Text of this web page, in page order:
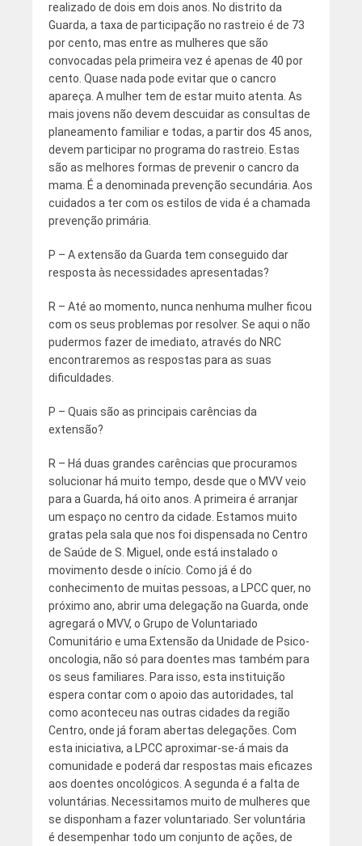
realizado de dois em dois anos. No distrito da
Guarda, a taxa de participação no rastreio é de 73
por cento, mas entre as mulheres que são
convocadas pela primeira vez é apenas de 40 por
cento. Quase nada pode evitar que o cancro
apareça. A mulher tem de estar muito atenta. As
mais jovens não devem descuidar as consultas de
planeamento familiar e todas, a partir dos 45 anos,
devem participar no programa do rastreio. Estas
são as melhores formas de prevenir o cancro da
mama. É a denominada prevenção secundária. Aos
cuidados a ter com os estilos de vida é a chamada
prevenção primária.
P – A extensão da Guarda tem conseguido dar
resposta às necessidades apresentadas?
R – Até ao momento, nunca nenhuma mulher ficou
com os seus problemas por resolver. Se aqui o não
pudermos fazer de imediato, através do NRC
encontraremos as respostas para as suas
dificuldades.
P – Quais são as principais carências da
extensão?
R – Há duas grandes carências que procuramos
solucionar há muito tempo, desde que o MVV veio
para a Guarda, há oito anos. A primeira é arranjar
um espaço no centro da cidade. Estamos muito
gratas pela sala que nos foi dispensada no Centro
de Saúde de S. Miguel, onde está instalado o
movimento desde o início. Como já é do
conhecimento de muitas pessoas, a LPCC quer, no
próximo ano, abrir uma delegação na Guarda, onde
agregará o MVV, o Grupo de Voluntariado
Comunitário e uma Extensão da Unidade de Psico-
oncologia, não só para doentes mas também para
os seus familiares. Para isso, esta instituição
espera contar com o apoio das autoridades, tal
como aconteceu nas outras cidades da região
Centro, onde já foram abertas delegações. Com
esta iniciativa, a LPCC aproximar-se-á mais da
comunidade e poderá dar respostas mais eficazes
aos doentes oncológicos. A segunda é a falta de
voluntárias. Necessitamos muito de mulheres que
se disponham a fazer voluntariado. Ser voluntária
é desempenhar todo um conjunto de ações, de